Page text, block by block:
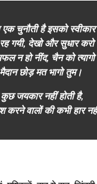
चुनौती है इसको स्वीकार
गयी, देखो और सुधार करो
न हो नींद, चैन को त्यागो
मैदान छोड़ मत भागो तुम।
कुछ जयकार नहीं होती है,
करने वालों की कभी हार